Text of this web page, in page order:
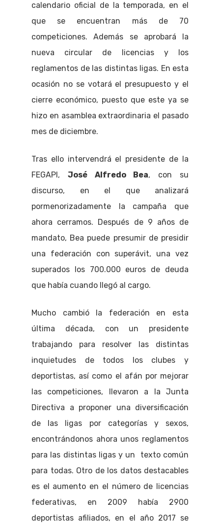
calendario oficial de la temporada, en el
que se encuentran más de 70
competiciones. Además se aprobará la
nueva circular de licencias y los
reglamentos de las distintas ligas. En esta
ocasión no se votará el presupuesto y el
cierre económico, puesto que este ya se
hizo en asamblea extraordinaria el pasado
mes de diciembre.
Tras ello intervendrá el presidente de la
FEGAPI, José Alfredo Bea, con su
discurso, en el que analizará
pormenorizadamente la campaña que
ahora cerramos. Después de 9 años de
mandato, Bea puede presumir de presidir
una federación con superávit, una vez
superados los 700.000 euros de deuda
que había cuando llegó al cargo.
Mucho cambió la federación en esta
última década, con un presidente
trabajando para resolver las distintas
inquietudes de todos los clubes y
deportistas, así como el afán por mejorar
las competiciones, llevaron a la Junta
Directiva a proponer una diversificación
de las ligas por categorías y sexos,
encontrándonos ahora unos reglamentos
para las distintas ligas y un texto común
para todas. Otro de los datos destacables
es el aumento en el número de licencias
federativas, en 2009 había 2900
deportistas afiliados, en el año 2017 se